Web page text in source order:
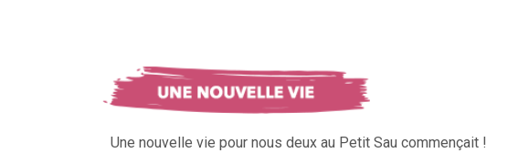
Une nouvelle vie pour nous deux au Petit Sau commençait !